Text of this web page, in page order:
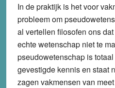
In de praktijk is het voor
probleem om
al vertellen filosofen ons
echte wetenschap niet te
pseudowetenschap is
gevestigde kennis en staat
zagen vakmensen van